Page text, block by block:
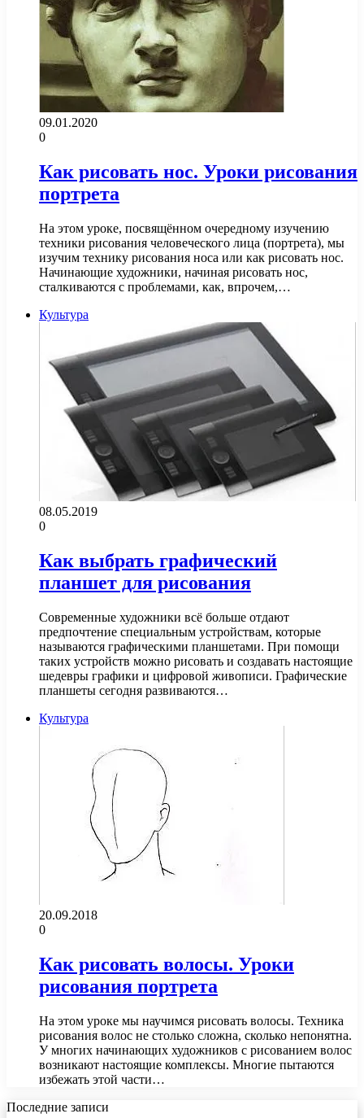
09.01.2020
0
Как рисовать нос. Уроки рисования
портрета
На этом уроке, посвящённом очередному изучению
техники рисования человеческого лица (портрета), мы
изучим технику рисования носа или как рисовать нос.
Начинающие художники, начиная рисовать нос,
сталкиваются с проблемами, как, впрочем,…
Культура
08.05.2019
0
Как выбрать графический
планшет для рисования
Современные художники всё больше отдают
предпочтение специальным устройствам, которые
называются графическими планшетами. При помощи
таких устройств можно рисовать и создавать настоящие
шедевры графики и цифровой живописи. Графические
планшеты сегодня развиваются…
Культура
20.09.2018
0
Как рисовать волосы. Уроки
рисования портрета
На этом уроке мы научимся рисовать волосы. Техника
рисования волос не столько сложна, сколько непонятна.
У многих начинающих художников с рисованием волос
возникают настоящие комплексы. Многие пытаются
избежать этой части…
Последние записи